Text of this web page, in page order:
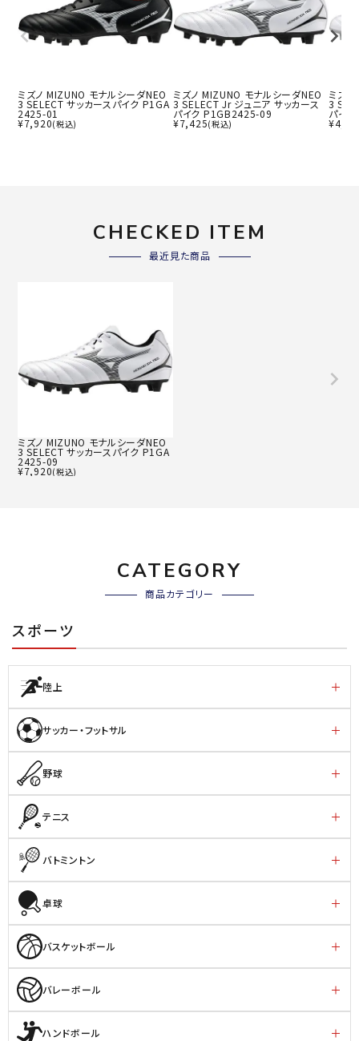
ミズノ MIZUNO モナルシーダNEO
3 SELECT サッカースパイク P1GA
2425-01
¥7,920(税込)
ミズノ MIZUNO モナルシーダNEO
3 SELECT Jr ジュニア サッカース
パイク P1GB2425-09
¥7,425(税込)
ミズ
3
パイ
¥
CHECKED ITEM
最近見た商品
ミズノ MIZUNO モナルシーダNEO
3 SELECT サッカースパイク P1GA
2425-09
¥7,920(税込)
CATEGORY
商品カテゴリー
スポーツ
陸上
サッカー・フットサル
野球
テニス
バトミントン
卓球
バスケットボール
バレーボール
ハンドボール